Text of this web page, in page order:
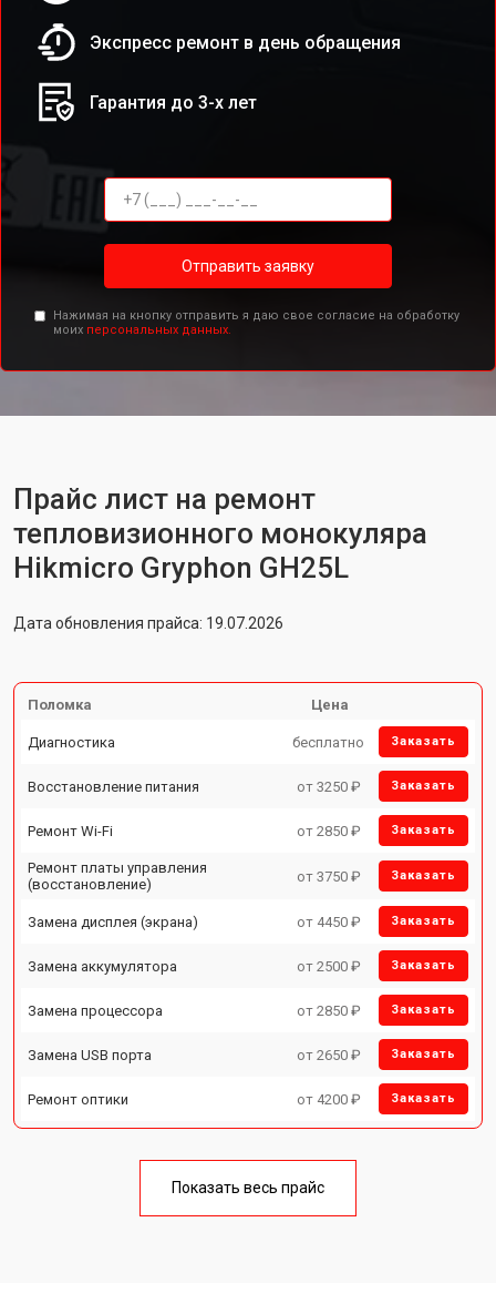
Экспресс ремонт в день обращения
Гарантия до 3-х лет
Отправить заявку
Нажимая на кнопку отправить я даю свое согласие на обработку
моих персональных данных.
Прайс лист на ремонт
тепловизионного монокуляра
Hikmicro Gryphon GH25L
Дата обновления прайса: 19.07.2026
Поломка Цена
Диагностика бесплатно Заказать
Восстановление питания от 3250 ₽ Заказать
Ремонт Wi-Fi от 2850 ₽ Заказать
Ремонт платы управления
(восстановление)
от 3750 ₽ Заказать
Замена дисплея (экрана) от 4450 ₽ Заказать
Замена аккумулятора от 2500 ₽ Заказать
Замена процессора от 2850 ₽ Заказать
Замена USB порта от 2650 ₽ Заказать
Ремонт оптики от 4200 ₽ Заказать
Показать весь прайс